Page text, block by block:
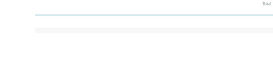
Total